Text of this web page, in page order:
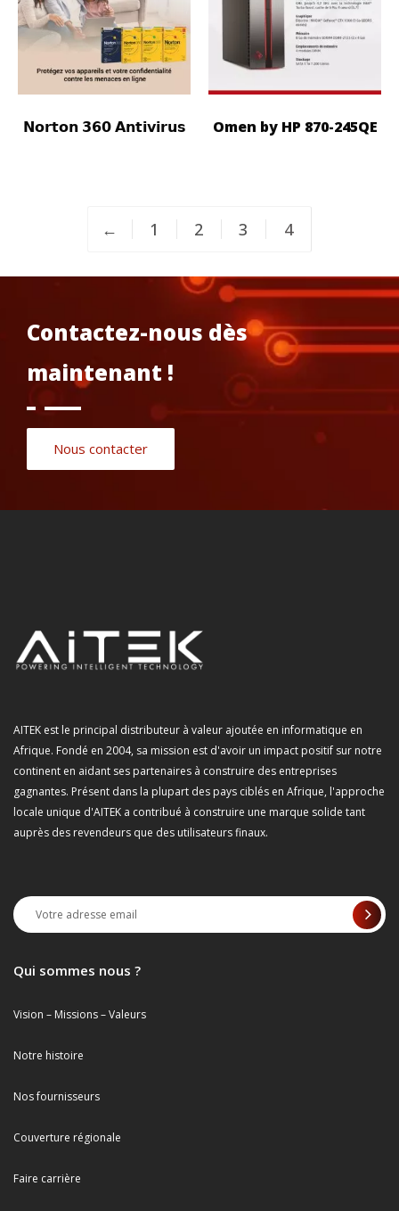
𝗡𝗼𝗿𝘁𝗼𝗻 𝟯𝟲𝟬 𝗔𝗻𝘁𝗶𝘃𝗶𝗿𝘂𝘀 Omen by HP 870-245QE
← 1 2 3 4
Contactez-nous dès
maintenant !
Nous contacter
AITEK est le principal distributeur à valeur ajoutée en informatique en
Afrique. Fondé en 2004, sa mission est d'avoir un impact positif sur notre
continent en aidant ses partenaires à construire des entreprises
gagnantes. Présent dans la plupart des pays ciblés en Afrique, l'approche
locale unique d'AITEK a contribué à construire une marque solide tant
auprès des revendeurs que des utilisateurs finaux.
Qui sommes nous ?
Vision – Missions – Valeurs
Notre histoire
Nos fournisseurs
Couverture régionale
Faire carrière